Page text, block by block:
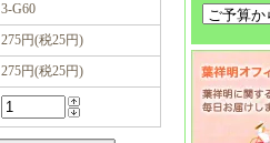
3-G60
275円(税25円)
275円(税25円)